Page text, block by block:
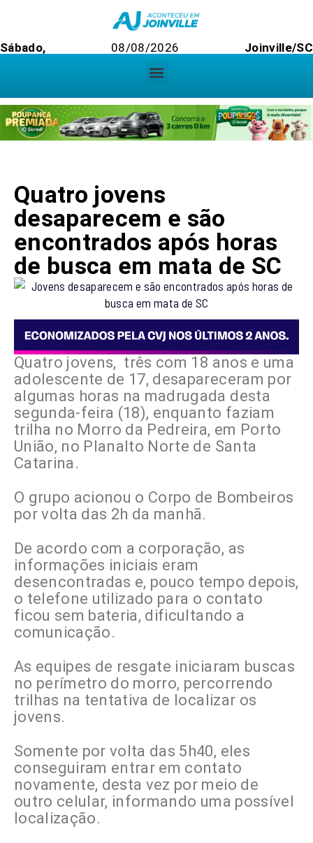
Sábado, 08/08/2026 Joinville/SC
Quatro jovens
desaparecem e são
encontrados após horas
de busca em mata de SC
Quatro jovens, três com 18 anos e uma
adolescente de 17, desapareceram por
algumas horas na madrugada desta
segunda-feira (18), enquanto faziam
trilha no Morro da Pedreira, em Porto
União, no Planalto Norte de Santa
Catarina.
O grupo acionou o Corpo de Bombeiros
por volta das 2h da manhã.
De acordo com a corporação, as
informações iniciais eram
desencontradas e, pouco tempo depois,
o telefone utilizado para o contato
ficou sem bateria, dificultando a
comunicação.
As equipes de resgate iniciaram buscas
no perímetro do morro, percorrendo
trilhas na tentativa de localizar os
jovens.
Somente por volta das 5h40, eles
conseguiram entrar em contato
novamente, desta vez por meio de
outro celular, informando uma possível
localização.